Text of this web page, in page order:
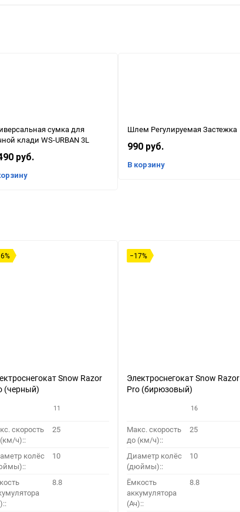
сумка для
клади WS-URBAN 3L
руб.
Шлем Регулируемая Застежка
990 руб.
В корзину
Snow Razor
(черный)
11
скорость
ч)::
25
колёс
10
8.8
−17%
Электроснегокат Snow Razor
Pro (бирюзовый)
16
Макс. скорость
до (км/ч)::
25
Диаметр колёс
(дюймы)::
10
Ёмкость
аккумулятора
(Ач)::
8.8